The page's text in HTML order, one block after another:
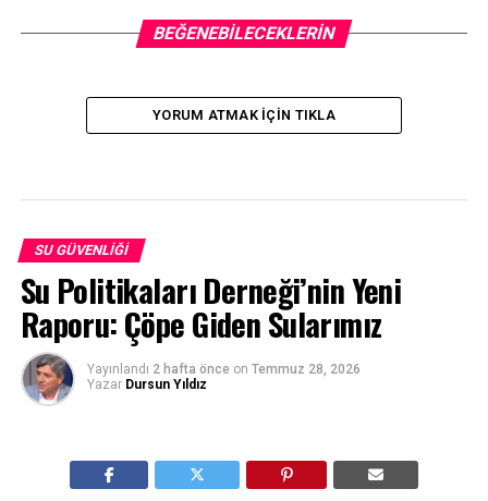
BEĞENEBILECEKLERIN
YORUM ATMAK IÇIN TIKLA
SU GÜVENLIĞI
Su Politikaları Derneği’nin Yeni
Raporu: Çöpe Giden Sularımız
Yayınlandı 2 hafta önce on Temmuz 28, 2026
Yazar Dursun Yıldız